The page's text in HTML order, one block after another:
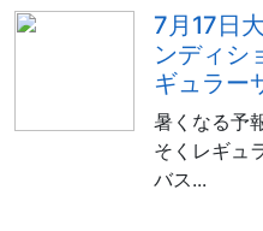
7月17日
ンディシ
ギュラー
暑くなる予
そくレギュ
バス...